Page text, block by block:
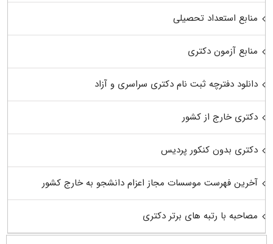
منابع استعداد تحصیلی
منابع آزمون دکتری
دانلود دفترچه ثبت نام دکتری سراسری و آزاد
دکتری خارج از کشور
دکتری بدون کنکور پردیس
آخرین فهرست موسسات مجاز اعزام دانشجو به خارج کشور
مصاحبه با رتبه های برتر دکتری